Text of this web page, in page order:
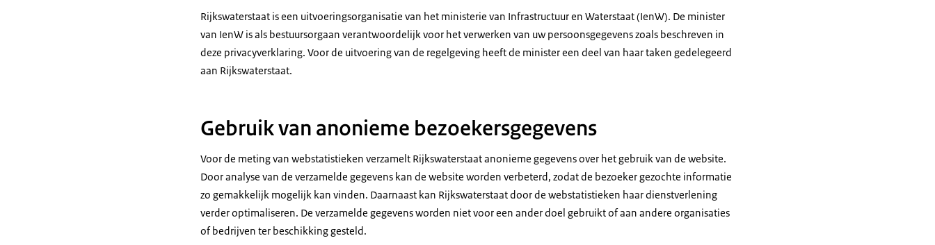
Rijkswaterstaat is een uitvoeringsorganisatie van het ministerie van Infrastructuur en Waterstaat (IenW). De minister
van IenW is als bestuursorgaan verantwoordelijk voor het verwerken van uw persoonsgegevens zoals beschreven in
deze privacyverklaring. Voor de uitvoering van de regelgeving heeft de minister een deel van haar taken gedelegeerd
aan Rijkswaterstaat.
Gebruik van anonieme bezoekersgegevens
Voor de meting van webstatistieken verzamelt Rijkswaterstaat anonieme gegevens over het gebruik van de website.
Door analyse van de verzamelde gegevens kan de website worden verbeterd, zodat de bezoeker gezochte informatie
zo gemakkelijk mogelijk kan vinden. Daarnaast kan Rijkswaterstaat door de webstatistieken haar dienstverlening
verder optimaliseren. De verzamelde gegevens worden niet voor een ander doel gebruikt of aan andere organisaties
of bedrijven ter beschikking gesteld.